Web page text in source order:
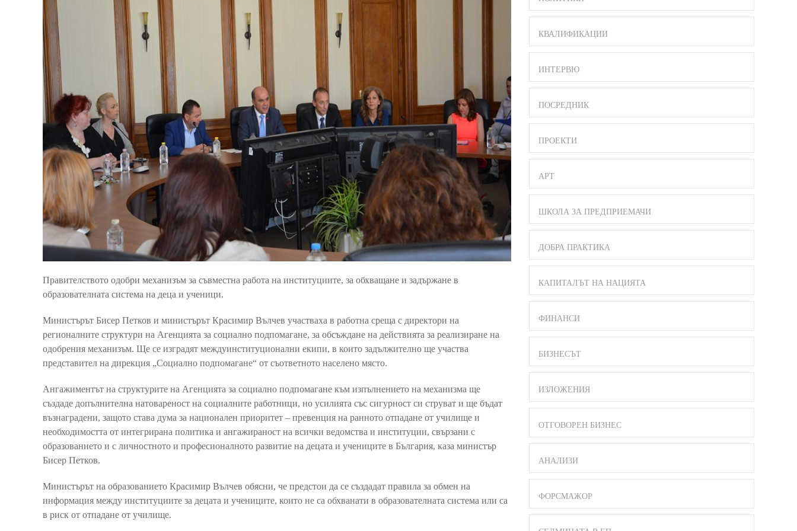
Правителството одобри механизъм за съвместна работа на институциите, за обхващане и задържане в
образователната система на деца и ученици.
Министърът Бисер Петков и министърът Красимир Вълчев участваха в работна среща с директори на
регионалните структури на Агенцията за социално подпомагане, за обсъждане на действията за реализиране на
одобрения механизъм. Ще се изградят междуинституционални екипи, в които задължително ще участва
представител на дирекция „Социално подпомагане“ от съответното населено място.
Ангажиментът на структурите на Агенцията за социално подпомагане към изпълнението на механизма ще
създаде допълнителна натовареност на социалните работници, но усилията със сигурност си струват и ще бъдат
възнаградени, защото става дума за национален приоритет – превенция на ранното отпадане от училище и
необходимостта от интегрирана политика и ангажираност на всички ведомства и институции, свързани с
образованието и с личностното и професионалното развитие на децата и учениците в България, каза министър
Бисер Петков.
Министърът на образованието Красимир Вълчев обясни, че предстои да се създадат правила за обмен на
информация между институциите за децата и учениците, които не са обхванати в образователната система или са
в риск от отпадане от училище.
КВАЛИФИКАЦИИ
ИНТЕРВЮ
ПОСРЕДНИК
ПРОЕКТИ
АРТ
ШКОЛА ЗА ПРЕДПРИЕМАЧИ
ДОБРА ПРАКТИКА
КАПИТАЛЪТ НА НАЦИЯТА
ФИНАНСИ
БИЗНЕСЪТ
ИЗЛОЖЕНИЯ
ОТГОВОРЕН БИЗНЕС
АНАЛИЗИ
ФОРСМАЖОР